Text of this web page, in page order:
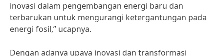
inovasi dalam pengembangan energi baru dan
terbarukan untuk mengurangi ketergantungan pada
energi fosil,” ucapnya.
Dengan adanya upaya inovasi dan transformasi